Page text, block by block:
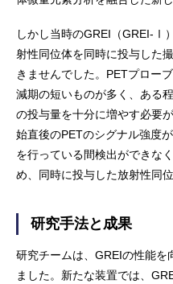
しかし当時のGREI（GREI-Ⅰ
射性同位体を同時に投与した
きませんでした。PETプロー
減期の短いものが多く、ある
の投与量を十分に増やす必要
始直後のPETのシグナル強度
を行っている間検出ができな
め、同時に投与した放射性同
研究手法と成果
研究チームは、GREIの性能
ました。新たな装置では、